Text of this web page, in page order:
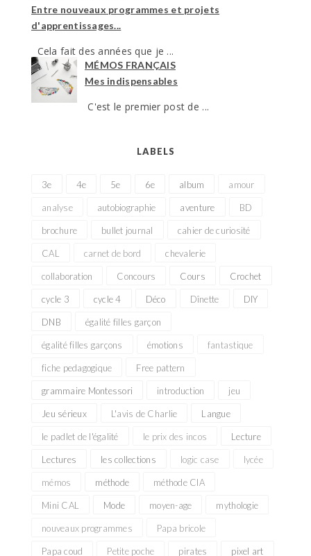
Entre nouveaux programmes et projets
d'apprentissages...
Cela fait des années que je ...
MÉMOS FRANÇAIS
Mes indispensables
C'est le premier post de ...
LABELS
3e 4e 5e 6e album amour
analyse autobiographie aventure BD
brochure bullet journal cahier de curiosité
CAL carnet de bord chevalerie
collaboration Concours Cours Crochet
cycle 3 cycle 4 Déco Dînette DIY
DNB égalité filles garçon
égalité filles garçons émotions fantastique
fiche pedagogique Free pattern
grammaire Montessori introduction jeu
Jeu sérieux L'avis de Charlie Langue
le padlet de l'égalité le prix des incos Lecture
Lectures les collections logic case lycée
mémos méthode méthode CIA
Mini CAL Mode moyen-age mythologie
nouveaux programmes Papa bricole
Papa coud Petite poche pirates pixel art